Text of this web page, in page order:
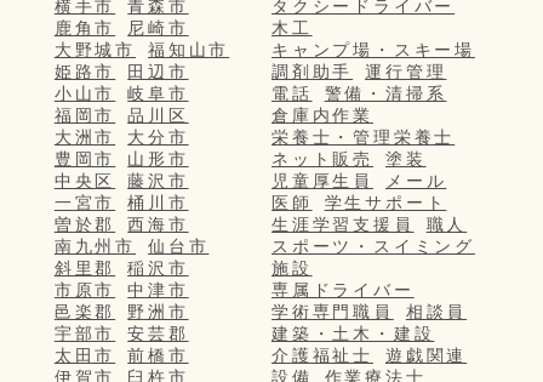
横手市
青森市
鹿角市
尼崎市
大野城市
福知山市
姫路市
田辺市
小山市
岐阜市
福岡市
品川区
大洲市
大分市
豊岡市
山形市
中央区
藤沢市
一宮市
桶川市
曽於郡
西海市
南九州市
仙台市
斜里郡
稲沢市
市原市
中津市
邑楽郡
野洲市
宇部市
安芸郡
太田市
前橋市
伊賀市
臼杵市
タクシードライバー
木工
キャンプ場・スキー場
調剤助手
運行管理
電話
警備・清掃系
倉庫内作業
栄養士・管理栄養士
ネット販売
塗装
児童厚生員
メール
医師
学生サポート
生涯学習支援員
職人
スポーツ・スイミング
施設
専属ドライバー
学術専門職員
相談員
建築・土木・建設
介護福祉士
遊戯関連
設備
作業療法士